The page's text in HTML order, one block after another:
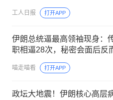
说明，也没有具体时间和内容
工人日报 打开APP
伊朗总统逼最高领袖现身：
职相逼28次，秘密会面后反
喵走喵看 打开APP
政坛大地震！伊朗核心高层